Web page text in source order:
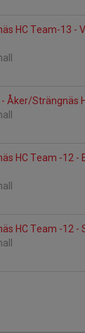
HC Team-13 -
- Åker/Strängnäs
HC Team -12 -
HC Team -12 -